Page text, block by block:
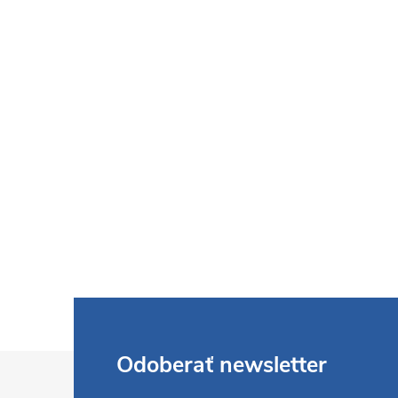
Odoberať newsletter